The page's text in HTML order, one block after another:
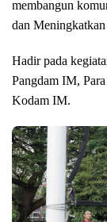
membangun
dan
Hadir pada
Pangdam IM,
Kodam IM.